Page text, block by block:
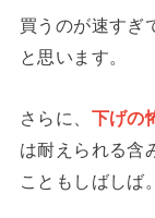
買うのが速すぎ
と思います。
さらに、 下げの
は耐えられる含
こともしばしば。